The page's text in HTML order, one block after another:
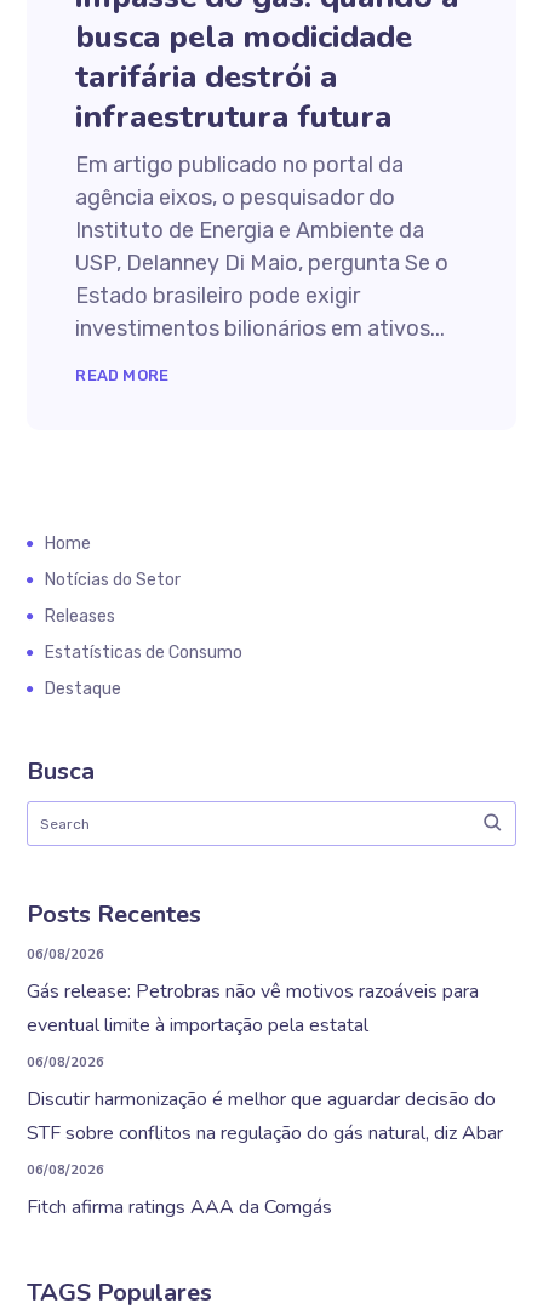
busca pela modicidade
tarifária destrói a
infraestrutura futura
Em artigo publicado no portal da
agência eixos, o pesquisador do
Instituto de Energia e Ambiente da
USP, Delanney Di Maio, pergunta Se o
Estado brasileiro pode exigir
investimentos bilionários em ativos...
READ MORE
Home
Notícias do Setor
Releases
Estatísticas de Consumo
Destaque
Busca
Posts Recentes
06/08/2026
Gás release: Petrobras não vê motivos razoáveis para
eventual limite à importação pela estatal
06/08/2026
Discutir harmonização é melhor que aguardar decisão do
STF sobre conflitos na regulação do gás natural, diz Abar
06/08/2026
Fitch afirma ratings AAA da Comgás
TAGS Populares